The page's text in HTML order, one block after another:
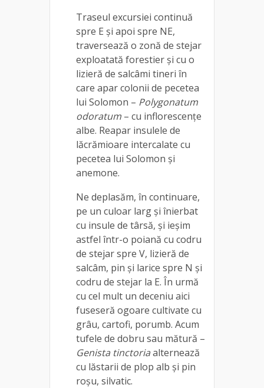
Traseul excursiei continuă
spre E și apoi spre NE,
traversează o zonă de stejar
exploatată forestier și cu o
lizieră de salcâmi tineri în
care apar colonii de pecetea
lui Solomon – Polygonatum
odoratum – cu inflorescenţe
albe. Reapar insulele de
lăcrămioare intercalate cu
pecetea lui Solomon şi
anemone.
Ne deplasăm, în continuare,
pe un culoar larg și înierbat
cu insule de târsă, și ieșim
astfel într-o poiană cu codru
de stejar spre V, lizieră de
salcâm, pin şi larice spre N şi
codru de stejar la E. În urmă
cu cel mult un deceniu aici
fuseseră ogoare cultivate cu
grâu, cartofi, porumb. Acum
tufele de dobru sau mătură –
Genista tinctoriaalternează
cu lăstarii de plop alb şi pin
roşu, silvatic.